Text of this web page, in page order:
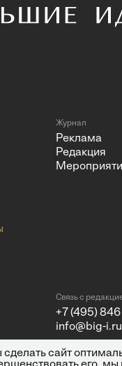
Журнал
Реклама
Редакция
Связь с
+7 (495)
info@big-i.ru
сделать сайт